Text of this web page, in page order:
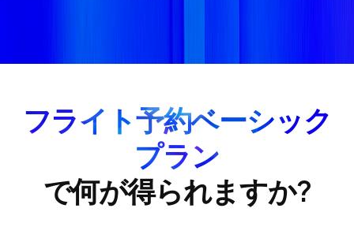
フライト予約ベーシック
プラン
で何が得られますか?